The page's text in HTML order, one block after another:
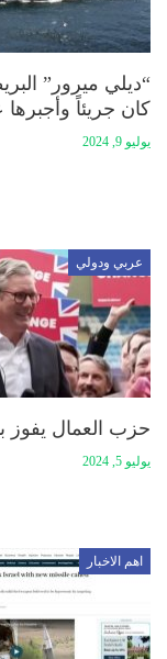
“ديلي ميرور”
كان جريئاً وأجبرها
يوليو 9, 2024
عربي ودولي
حزب العمال يفوز
يوليو 5, 2024
اهم الاخبار